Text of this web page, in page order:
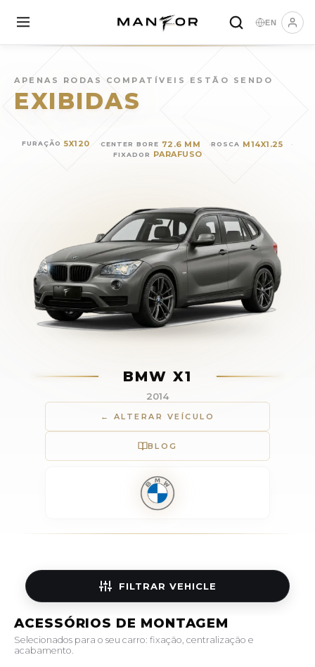
EN
APENAS RODAS COMPATÍVEIS ESTÃO SENDO
EXIBIDAS
FURAÇÃO 5X120 CENTER BORE 72.6 MM ROSCA M14X1.25
FIXADOR PARAFUSO
BMW X1
2014
← ALTERAR VEÍCULO
BLOG
FILTRAR VEHICLE
ACESSÓRIOS DE MONTAGEM
Selecionados para o seu carro: fixação, centralização e
acabamento.